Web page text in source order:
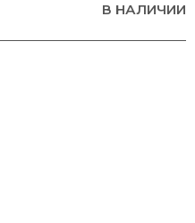
В НАЛИЧИИ